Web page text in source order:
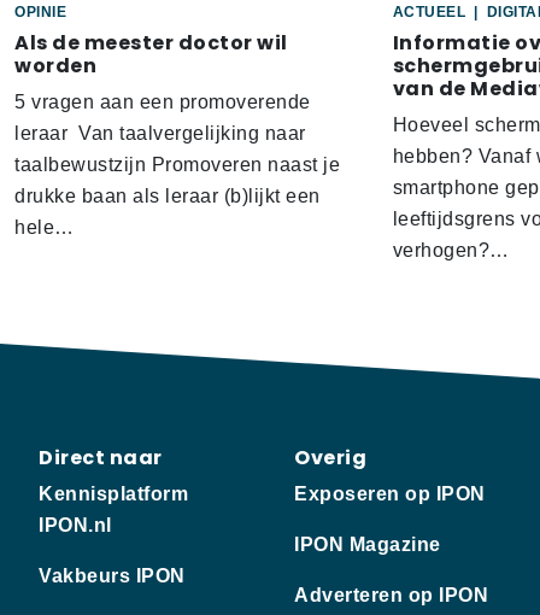
OPINIE
Als de meester doctor wil
worden
5 vragen aan een promoverende
leraar Van taalvergelijking naar
taalbewustzijn Promoveren naast je
drukke baan als leraar (b)lijkt een
hele…
ACTUEEL
Informatie
van de
Hoeveel
hebben?
smartphone
leeftijdsgrens
verhogen?…
Direct naar
Kennisplatform
IPON.nl
Vakbeurs IPON
Overig
Exposeren op IPON
IPON Magazine
Adverteren op IPON